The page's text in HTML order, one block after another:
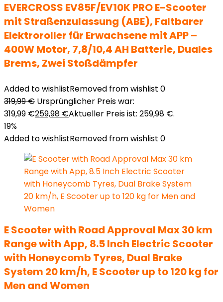
EVERCROSS EV85F/EV10K PRO E-Scooter
mit Straßenzulassung (ABE), Faltbarer
Elektroroller für Erwachsene mit APP –
400W Motor, 7,8/10,4 AH Batterie, Duales
Brems, Zwei Stoßdämpfer
Added to wishlistRemoved from wishlist 0
319,99€ Ursprünglicher Preis war:
319,99 €259,98 €Aktueller Preis ist: 259,98 €.
19%
Added to wishlistRemoved from wishlist 0
E Scooter with Road Approval Max 30 km
Range with App, 8.5 Inch Electric Scooter
with Honeycomb Tyres, Dual Brake
System 20 km/h, E Scooter up to 120 kg for
Men and Women